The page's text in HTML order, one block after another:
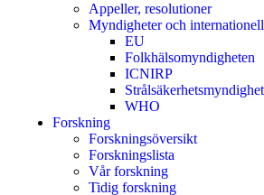
Appeller, resolutioner
Myndigheter och
EU
Folkhälsomyndigheten
ICNIRP
WHO
Forskning
Forskningsöversikt
Forskningslista
Vår forskning
Tidig forskning